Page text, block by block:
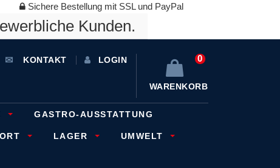
Sichere Bestellung mit SSL und PayPal
Kunden.
KONTAKT LOGIN 0
WARENKORB
GASTRO-AUSSTATTUNG
LAGER UMWELT